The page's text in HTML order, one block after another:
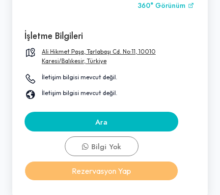
360° Görünüm
İşletme Bilgileri
Ali Hikmet Paşa, Tarlabaşı Cd. No:11, 10010
Karesi/Balıkesir, Türkiye
İletişim bilgisi mevcut değil.
İletişim bilgisi mevcut değil.
Ara
Bilgi Yok
Rezervasyon Yap